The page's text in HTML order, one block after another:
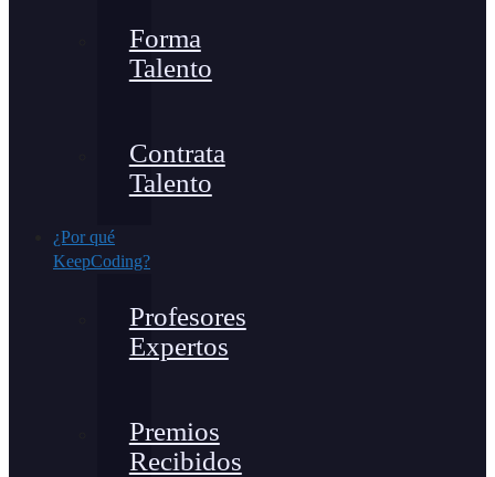
Forma
Talento
Contrata
Talento
¿Por qué
KeepCoding?
Profesores
Expertos
Premios
Recibidos